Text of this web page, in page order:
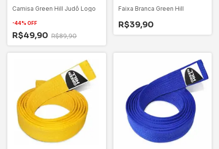
Camisa Green Hill Judô Logo
-44% OFF
R$49,90 R$89,90
Faixa Branca Green Hill
R$39,90